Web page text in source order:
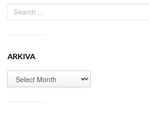
ARKIVA